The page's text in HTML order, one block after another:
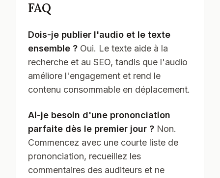
FAQ
Dois-je publier l'audio et le texte
ensemble ? Oui. Le texte aide à la
recherche et au SEO, tandis que l'audio
améliore l'engagement et rend le
contenu consommable en déplacement.
Ai-je besoin d'une prononciation
parfaite dès le premier jour ? Non.
Commencez avec une courte liste de
prononciation, recueillez les
commentaires des auditeurs et ne